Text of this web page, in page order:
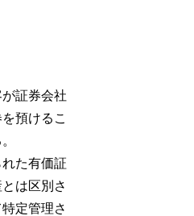
証券会社
預けるこ
た有価証
は区別さ
定管理さ